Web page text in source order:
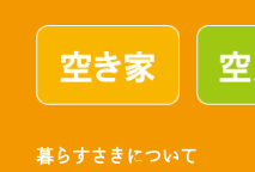
暮らすさきについて